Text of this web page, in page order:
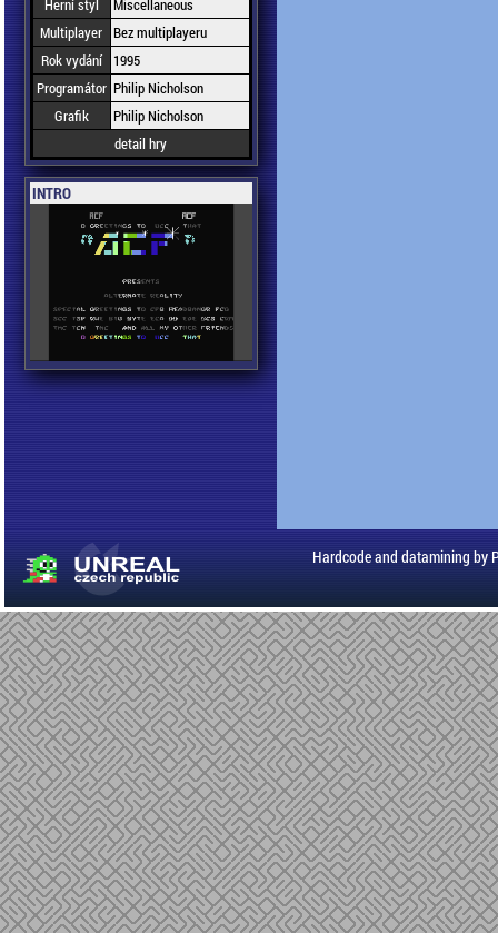
Herní styl
Miscellaneous
Multiplayer Bez multiplayeru
Rok vydání
1995
Programátor Philip Nicholson
Grafik
Philip Nicholson
detail hry
INTRO
Hardcode and datamining by